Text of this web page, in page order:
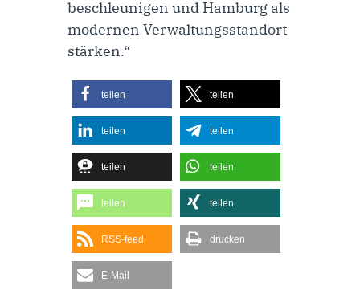
beschleunigen und Hamburg als
modernen Verwaltungsstandort
stärken.“
teilen teilen
teilen teilen
teilen teilen
teilen teilen
RSS-feed drucken
E-Mail